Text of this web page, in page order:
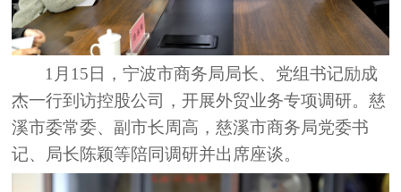
1月15日，宁波市商务局局长、党组书记励成
杰一行到访控股公司，开展外贸业务专项调研。慈
溪市委常委、副市长周高，慈溪市商务局党委书
记、局长陈颖等陪同调研并出席座谈。